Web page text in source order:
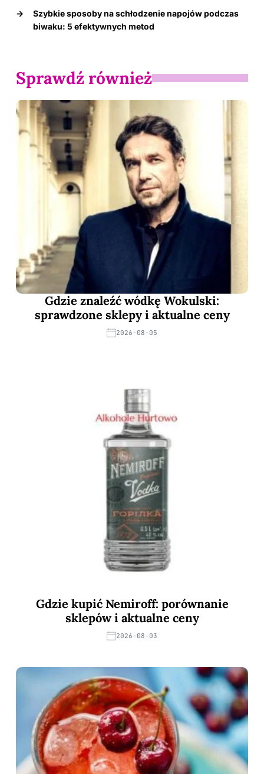
→
Szybkie sposoby na schłodzenie napojów podczas
biwaku: 5 efektywnych metod
Sprawdź również
Gdzie znaleźć wódkę Wokulski:
sprawdzone sklepy i aktualne ceny
2026-08-05
Gdzie kupić Nemiroff: porównanie
sklepów i aktualne ceny
2026-08-03